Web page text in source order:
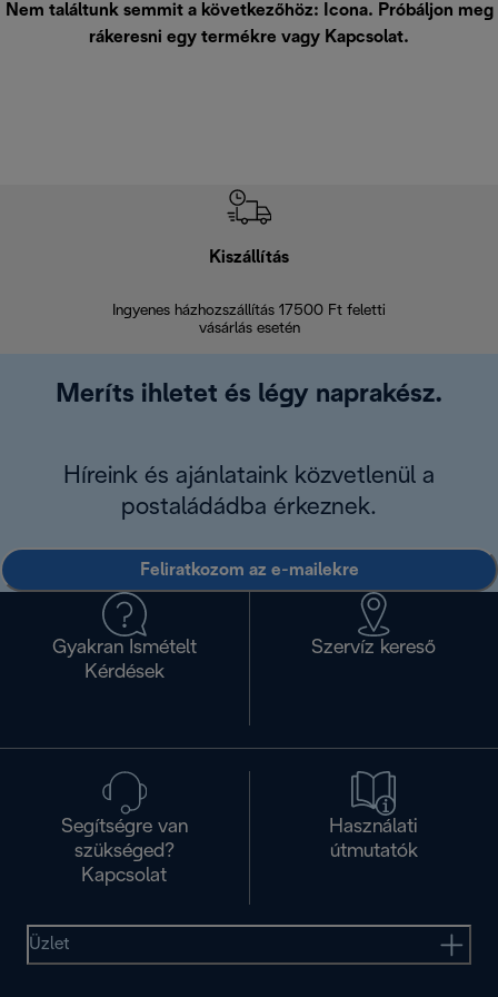
Nem találtunk semmit a következőhöz: Icona. Próbáljon meg
rákeresni egy termékre vagy Kapcsolat.
Kiszállítás
Ingyenes házhozszállítás 17500 Ft feletti
vásárlás esetén
Meríts ihletet és légy naprakész.
Híreink és ajánlataink közvetlenül a
postaládádba érkeznek.
Feliratkozom az e-mailekre
Gyakran Ismételt
Kérdések
Szervíz kereső
Segítségre van
szükséged?
Kapcsolat
Használati
útmutatók
Üzlet